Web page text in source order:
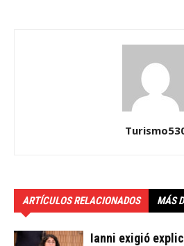
ARTÍCULOS RELACIONADOS MÁS
Ianni exigió